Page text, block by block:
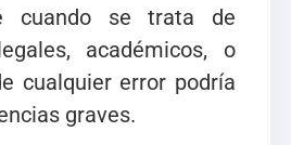
cuando se trata de
académicos, o
cualquier error podría
graves.